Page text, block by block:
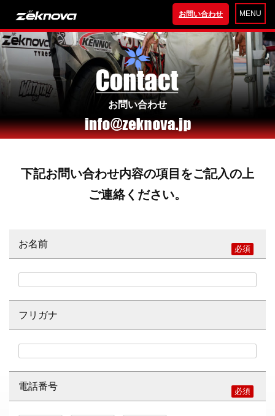
MENU
お問い合わせ
お問い合わせ
下記お問い合わせ内容の項目をご記入の上
ご連絡ください。
お名前
フリガナ
電話番号